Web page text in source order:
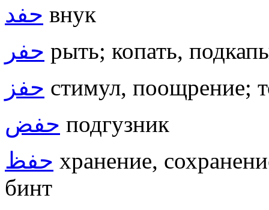
حفد внук
حفر рыть; копать,
حفز стимул, поощрение;
حفض подгузник
حفظ хранение,
бинт